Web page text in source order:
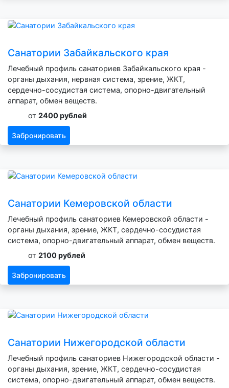
Санатории Забайкальского края
Лечебный профиль санаториев Забайкальского края -
органы дыхания, нервная система, зрение, ЖКТ,
сердечно-сосудистая система, опорно-двигательный
аппарат, обмен веществ.
от 2400 рублей
Забронировать
Санатории Кемеровской области
Лечебный профиль санаториев Кемеровской области -
органы дыхания, зрение, ЖКТ, сердечно-сосудистая
система, опорно-двигательный аппарат, обмен веществ.
от 2100 рублей
Забронировать
Санатории Нижегородской области
Лечебный профиль санаториев Нижегородской области -
органы дыхания, зрение, ЖКТ, сердечно-сосудистая
система, опорно-двигательный аппарат, обмен веществ.